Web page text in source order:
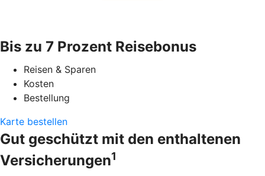
Bis zu 7 Prozent Reisebonus
Reisen & Sparen
Kosten
Bestellung
Karte bestellen
Gut geschützt mit den enthaltenen
Versicherungen1